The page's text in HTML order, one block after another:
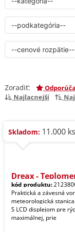
Zoradiť:
Najlacnejší
Skladom: 11.000 ks
Dreax -
kód produktu:
Praktická a závesná
meteorologická
S LCD displejom pre
maximálnej, prie